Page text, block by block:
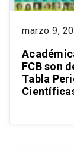
marzo 9,
FCB son
Tabla